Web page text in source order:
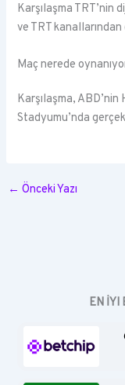
Karşılaşma TRT’nin
ve TRT
Maç nerede
Karşılaşma,
Stadyumu’nda
← Önceki Yazı
EN İYI